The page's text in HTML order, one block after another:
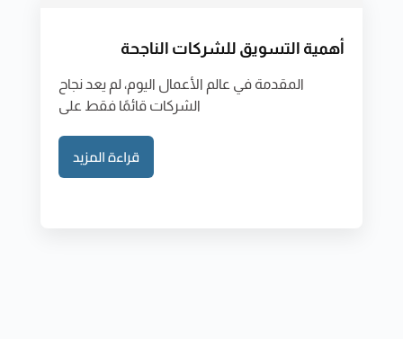
أهمية التسويق للشركات الناجحة
المقدمة في عالم الأعمال اليوم، لم يعد نجاح
الشركات قائمًا فقط على
قراءة المزيد